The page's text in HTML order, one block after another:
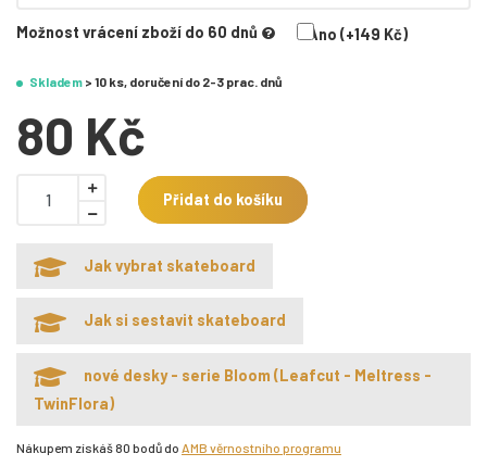
Možnost vrácení zboží do 60 dnů Ano (+149 Kč)
Skladem > 10 ks, doručení do 2-3 prac. dnů
80 Kč
Přidat do košíku
Jak vybrat skateboard
Jak si sestavit skateboard
nové desky - serie Bloom (Leafcut - Meltress -
TwinFlora)
Nákupem získáš 80 bodů do AMB věrnostního programu